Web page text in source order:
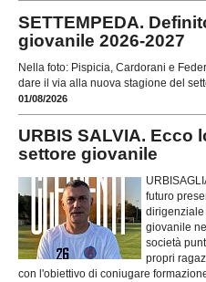
SETTEMPEDA.
giovanile 2026-2027
Nella foto: Pispicia, Cardorani e
dare il via alla nuova stagione del
01/08/2026
URBIS SALVIA. Ecco
settore giovanile
futuro
dirigenziale
giovanile
società
propri
con l'obiettivo di coniugare